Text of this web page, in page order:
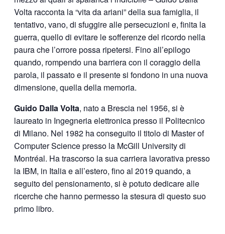
Volta racconta la “vita da ariani” della sua famiglia, il
tentativo, vano, di sfuggire alle persecuzioni e, finita la
guerra, quello di evitare le sofferenze del ricordo nella
paura che l’orrore possa ripetersi. Fino all’epilogo
quando, rompendo una barriera con il coraggio della
parola, il passato e il presente si fondono in una nuova
dimensione, quella della memoria.
Guido Dalla Volta, nato a Brescia nel 1956, si è
laureato in Ingegneria elettronica presso il Politecnico
di Milano. Nel 1982 ha conseguito il titolo di Master of
Computer Science presso la McGill University di
Montréal. Ha trascorso la sua carriera lavorativa presso
la IBM, in Italia e all’estero, fino al 2019 quando, a
seguito del pensionamento, si è potuto dedicare alle
ricerche che hanno permesso la stesura di questo suo
primo libro.